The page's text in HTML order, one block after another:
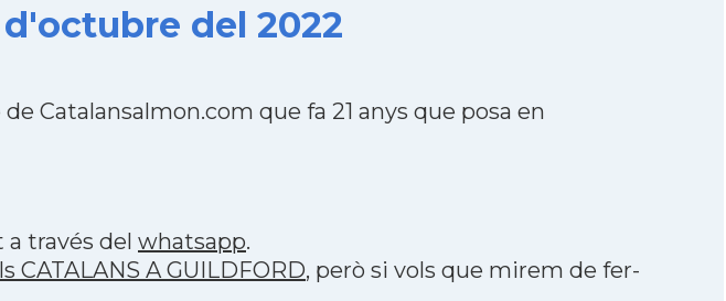
d'octubre del 2022
Catalansalmon.com que fa 21 anys que posa en
través del whatsapp.
A GUILDFORD, però si vols que mirem de fer-